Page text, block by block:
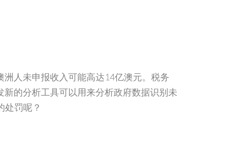
人未申报收入可能高达14亿澳元。税务
的分析工具可以用来分析政府数据识别未
处罚呢？